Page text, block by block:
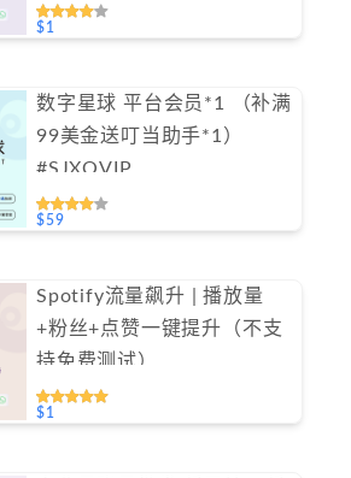
$1
数字星球 平台会员*1 （补满
99美金送叮当助手*1）
#SJXQVIP
$59
Spotify流量飙升 | 播放量
+粉丝+点赞一键提升（不支
持免费测试）
$1